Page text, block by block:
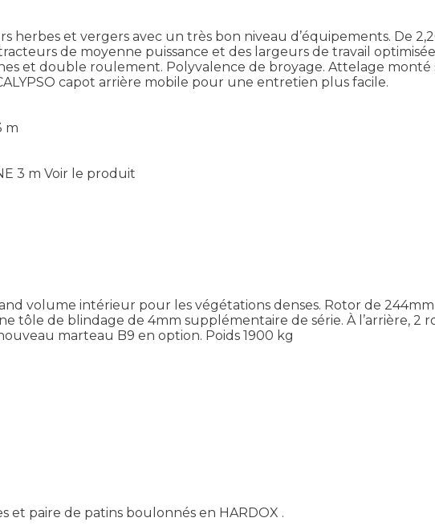
herbes et vergers avec un très bon niveau d’équipements. De
de moyenne puissance et des largeurs de travail
et double roulement. Polyvalence de broyage. Attelage monté
capot arrière mobile pour une entretien plus facile.
m
3 m Voir le produit
volume intérieur pour les végétations denses. Rotor de
tôle de blindage de 4mm supplémentaire de série. À l’arrière, 2
marteau B9 en option. Poids 1900 kg
paire de patins boulonnés en HARDOX .